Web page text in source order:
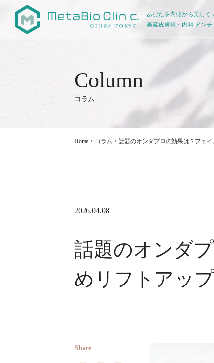
あなたを内側から美しく
美容皮膚科・内科 アン
コラム
Home > コラム > 話題のオンダプロの効果は？フェ
2026.04.08
話題のオンダ
めリフトアップ
Share